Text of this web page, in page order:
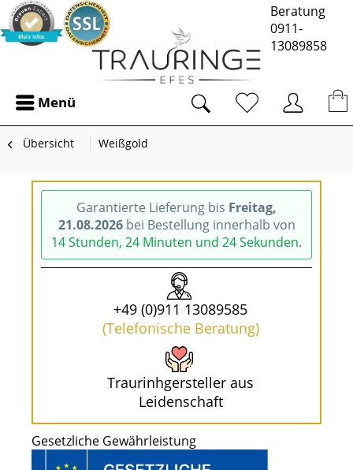
Beratung
0911-
13089858
Menü
Übersicht Weißgold
Garantierte Lieferung bis Freitag,
21.08.2026bei Bestellung innerhalb von
14 Stunden, 24 Minuten und 23 Sekunden.
+49 (0)911 13089585
(Telefonische Beratung)
Traurinhgersteller aus
Leidenschaft
Gesetzliche Gewährleistung